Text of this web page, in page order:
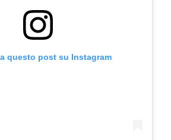
questo post su Instagram